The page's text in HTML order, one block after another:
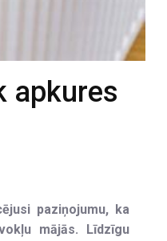
apkures
paziņojumu, ka
mājās. Līdzīgu